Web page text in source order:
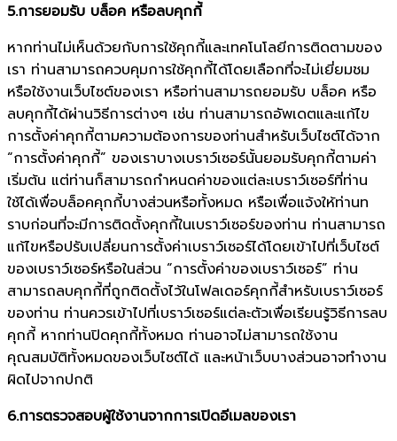
5.การยอมรับ บล็อค หรือลบคุกกี้
หากท่านไม่เห็นด้วยกับการใช้คุกกี้และเทคโนโลยีการติดตามของ
เรา ท่านสามารถควบคุมการใช้คุกกี้ได้โดยเลือกที่จะไม่เยี่ยมชม
หรือใช้งานเว็บไซต์ของเรา หรือท่านสามารถยอมรับ บล็อค หรือ
ลบคุกกี้ได้ผ่านวิธีการต่างๆ เช่น ท่านสามารถอัพเดตและแก้ไข
การตั้งค่าคุกกี้ตามความต้องการของท่านสำหรับเว็บไซต์ได้จาก
“การตั้งค่าคุกกี้” ของเราบางเบราว์เซอร์นั้นยอมรับคุกกี้ตามค่า
เริ่มต้น แต่ท่านก็สามารถกำหนดค่าของแต่ละเบราว์เซอร์ที่ท่าน
ใช้ได้เพื่อบล็อคคุกกี้บางส่วนหรือทั้งหมด หรือเพื่อแจ้งให้ท่านท
ราบก่อนที่จะมีการติดตั้งคุกกี้ในเบราว์เซอร์ของท่าน ท่านสามารถ
แก้ไขหรือปรับเปลี่ยนการตั้งค่าเบราว์เซอร์ได้โดยเข้าไปที่เว็บไซต์
ของเบราว์เซอร์หรือในส่วน “การตั้งค่าของเบราว์เซอร์” ท่าน
สามารถลบคุกกี้ที่ถูกติดตั้งไว้ในโฟลเดอร์คุกกี้สำหรับเบราว์เซอร์
ของท่าน ท่านควรเข้าไปที่เบราว์เซอร์แต่ละตัวเพื่อเรียนรู้วิธีการลบ
คุกกี้ หากท่านปิดคุกกี้ทั้งหมด ท่านอาจไม่สามารถใช้งาน
คุณสมบัติทั้งหมดของเว็บไซต์ได้ และหน้าเว็บบางส่วนอาจทำงาน
ผิดไปจากปกติ
6.การตรวจสอบผู้ใช้งานจากการเปิดอีเมลของเรา